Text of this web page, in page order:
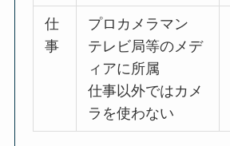
仕
事
プロカメラマン
テレビ局等のメデ
ィアに所属
仕事以外ではカメ
ラを使わない